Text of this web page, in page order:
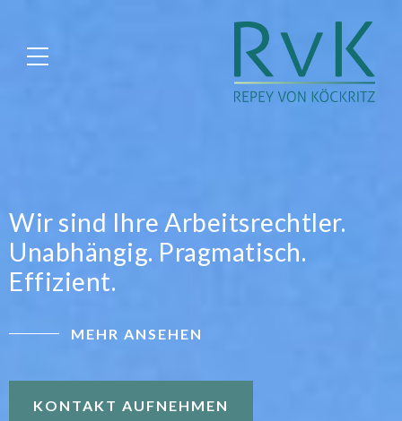
Wir sind Ihre Arbeitsrechtler.
Unabhängig. Pragmatisch.
Effizient.
MEHR ANSEHEN
KONTAKT AUFNEHMEN